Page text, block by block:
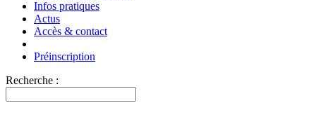
Infos pratiques
Actus
Accès & contact
Préinscription
Recherche :